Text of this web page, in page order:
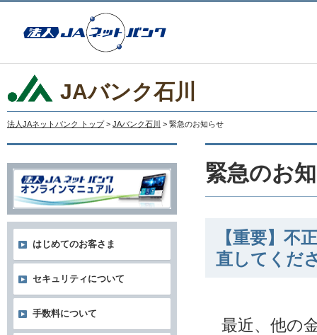
JAバンク石川
法人JAネットバンク トップ > JAバンク石川 > 緊急のお知らせ
緊急のお
【重要】不
直してくだ
最近、他の
はじめてのお客さま
セキュリティについて
手数料について